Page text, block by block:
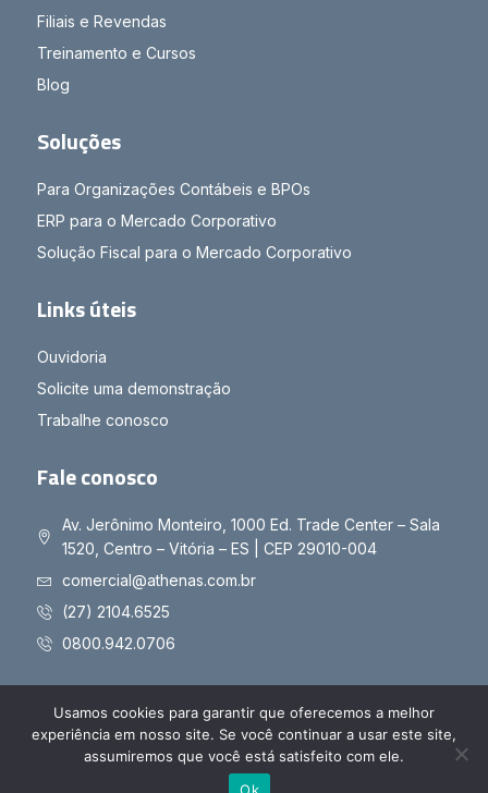
Filiais e Revendas
Treinamento e Cursos
Blog
Soluções
Para Organizações Contábeis e BPOs
ERP para o Mercado Corporativo
Solução Fiscal para o Mercado Corporativo
Links úteis
Ouvidoria
Solicite uma demonstração
Trabalhe conosco
Fale conosco
Av. Jerônimo Monteiro, 1000 Ed. Trade Center – Sala
1520, Centro – Vitória – ES | CEP 29010-004
comercial@athenas.com.br
(27) 2104.6525
0800.942.0706
Copyright © 2025 Athenas - Todos os direitos reservados
Políticas de Privacidade
Usamos cookies para garantir que oferecemos a melhor
experiência em nosso site. Se você continuar a usar este site,
assumiremos que você está satisfeito com ele.
Ok